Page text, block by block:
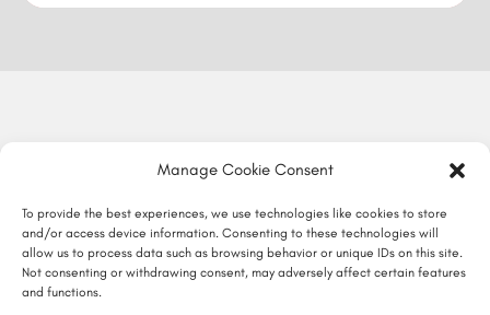
Manage Cookie Consent
To provide the best experiences, we use technologies like cookies to store
and/or access device information. Consenting to these technologies will
allow us to process data such as browsing behavior or unique IDs on this site.
Not consenting or withdrawing consent, may adversely affect certain features
and functions.